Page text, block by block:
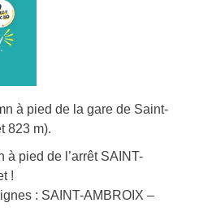
à pied de la gare de Saint-
823 m).
à pied de l’arrêt SAINT-
!
: SAINT-AMBROIX –